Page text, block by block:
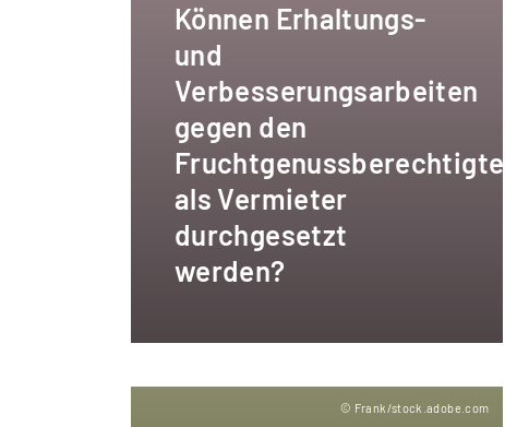
Können Erhaltungs-
und
Verbesserungsarbeiten
gegen den
Fruchtgenussberechtigten
als Vermieter
durchgesetzt
werden?
© Frank/stock.adobe.com